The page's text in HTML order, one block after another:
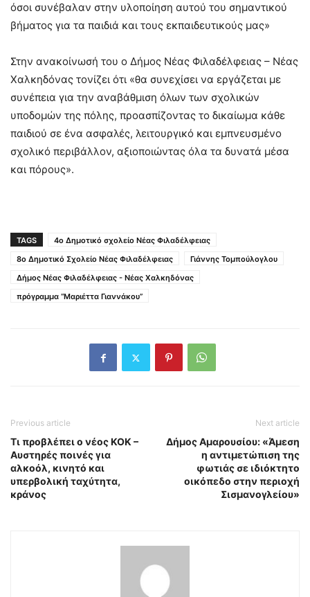
όσοι συνέβαλαν στην υλοποίηση αυτού του σημαντικού
βήματος για τα παιδιά και τους εκπαιδευτικούς μας»
Στην ανακοίνωσή του ο Δήμος Νέας Φιλαδέλφειας – Νέας
Χαλκηδόνας τονίζει ότι «θα συνεχίσει να εργάζεται με
συνέπεια για την αναβάθμιση όλων των σχολικών
υποδομών της πόλης, προασπίζοντας το δικαίωμα κάθε
παιδιού σε ένα ασφαλές, λειτουργικό και εμπνευσμένο
σχολικό περιβάλλον, αξιοποιώντας όλα τα δυνατά μέσα
και πόρους».
TAGS
4ο Δημοτικό σχολείο Νέας Φιλαδέλφειας
8ο Δημοτικό Σχολείο Νέας Φιλαδέλφειας
Γιάννης Τομπούλογλου
Δήμος Νέας Φιλαδέλφειας - Νέας Χαλκηδόνας
πρόγραμμα “Μαριέττα Γιαννάκου”
Previous article
Τι προβλέπει ο νέος ΚΟΚ –
Αυστηρές ποινές για
αλκοόλ, κινητό και
υπερβολική ταχύτητα,
κράνος
Next article
Δήμος Αμαρουσίου: «Άμεση
η αντιμετώπιση της
φωτιάς σε ιδιόκτητο
οικόπεδο στην περιοχή
Σισμανογλείου»